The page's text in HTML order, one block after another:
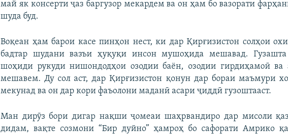
май як консерти ҷаз баргузор мекардем ва он ҳам бо вазорати
шуда буд.
Воқеан ҳам барои касе пинҳон нест, ки дар Қирғизистон солҳои
бадтар шудани вазъи ҳуқуқи инсон мушоҳида мешавад.
шоҳиди рукуди нишондодҳои озодии баён, озодии гирдиҳамоӣ ва
мешавем. Ду сол аст, дар Қирғизистон қонун дар бораи маъмури
мекунад ва он дар кори фаъолони маданӣ асари ҷиддӣ гузоштааст.
Ман дирӯз бори дигар нақши ҷомеаи шаҳрвандиро дар мисоли
дидам, вақте созмони “Бир дуйно” ҳамроҳ бо сафорати Амрико